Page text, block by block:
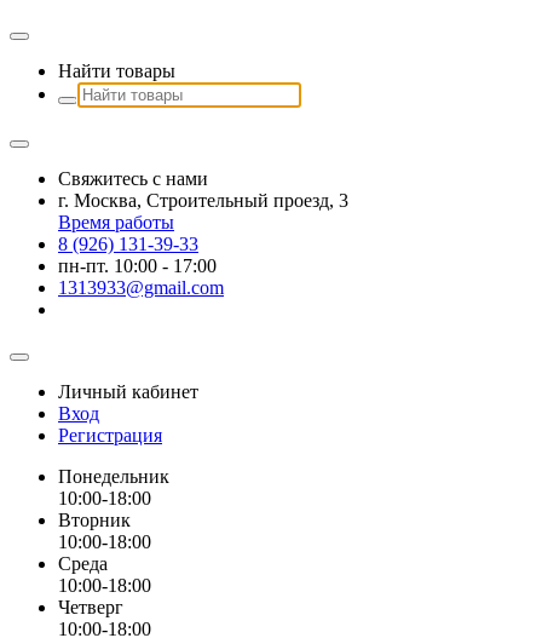
Найти товары
Свяжитесь с нами
г. Москва, Строительный проезд, 3
Время работы
8 (926) 131-39-33
пн-пт. 10:00 - 17:00
1313933@gmail.com
Личный кабинет
Вход
Регистрация
Понедельник
10:00-18:00
Вторник
10:00-18:00
Среда
10:00-18:00
Четверг
10:00-18:00